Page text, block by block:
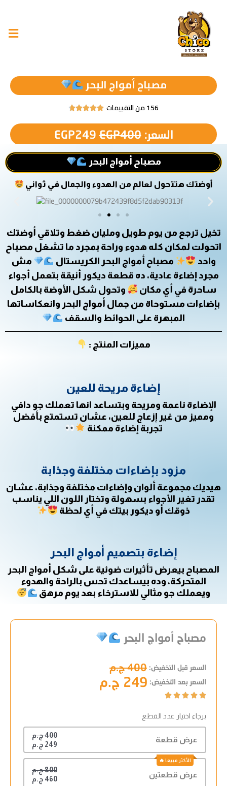
مصباح أمواج البحر
156 من التقييمات 




السعر: EGP400
EGP249
مصباح أمواج البحر
أوضتك هتتحول لعالم من الهدوء والجمال في ثواني
تخيل ترجع من يوم طويل ومليان ضغط وتلاقي أوضتك
اتحولت لمكان كله هدوء وراحة بمجرد ما تشغل مصباح
واحد
مصباح أمواج البحر الكريستال
مش
مجرد إضاءة عادية، ده قطعة ديكور أنيقة بتعمل أجواء
ساحرة في أي مكان
وتحول شكل الأوضة بالكامل
بإضاءات مستوحاة من جمال أمواج البحر وانعكاساتها
المبهرة على الحوائط والسقف
مميزات المنتج :
إضاءة مريحة للعين
الإضاءة ناعمة ومريحة وبتساعد انها تعملك جو دافي
ومميز من غير إزعاج للعين، عشان تستمتع بأفضل
تجربة إضاءة ممكنة
مزود بإضاءات مختلفة وجذابة
هيديك مجموعة ألوان وإضاءات مختلفة وجذابة، عشان
تقدر تغير الأجواء بسهولة وتختار اللون اللي يناسب
ذوقك أو ديكور بيتك في أي لحظة
إضاءة بتصميم أمواج البحر
المصباح بيعرض تأثيرات ضوئية على شكل أمواج البحر
المتحركة، وده بيساعدك تحس بالراحة والهدوء
ويعملك جو مثالي للاسترخاء بعد يوم مرهق
مصباح أمواج البحر
السعر قبل التخفيض: 400 ج.م
السعر بعد التخفيض: 249 ج.م





برجاء اختيار عدد القطع
عرض قطعة
400 ج.م
249 ج.م
عرض قطعتين
800 ج.م
460 ج.م